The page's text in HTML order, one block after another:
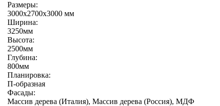
Размеры:
3000х2700х3000 мм
Ширина:
3250мм
Высота:
2500мм
Глубина:
800мм
Планировка:
П-образная
Фасады:
Массив дерева (Италия), Массив дерева (Россия), МДФ